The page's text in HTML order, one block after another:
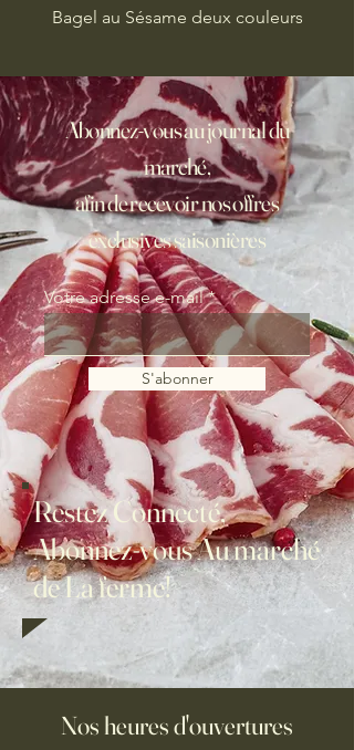
Bagel au Sésame deux couleurs
Abonnez-vous au journal du
marché,
afin de recevoir nos offres
exclusives saisonières
Votre adresse e-mail
S'abonner
Restez Connecté,
Abonnez-vous Au marché
de La ferme!
Nos heures d'ouvertures